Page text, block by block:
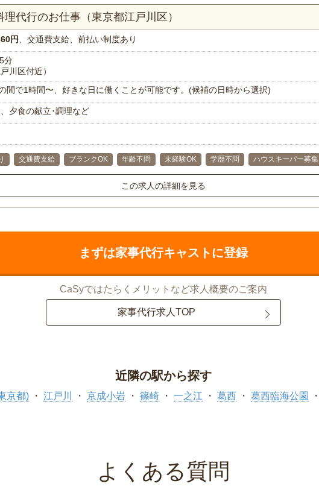
代行のお仕事（東京都江戸川区）
円 、交通費支給、前払い制度あり
分
川区付近）
間で1時間〜、好きな日に働くことが可能です。(候補の日時から選択)
夕食の献立･調理など
交通費支給 ブランクOK 年齢不問 未経験OK 学歴不問 ハウスキーパー募集
この求人の詳細を見る
まずは家事代行キャストに登録
CaSyではたらくメリットなど求人概要のご案内
家事代行求人TOP
近隣の駅から探す
京都) 江戸川 京成小岩 篠崎 一之江 葛西 葛西臨海公園
よくある質問